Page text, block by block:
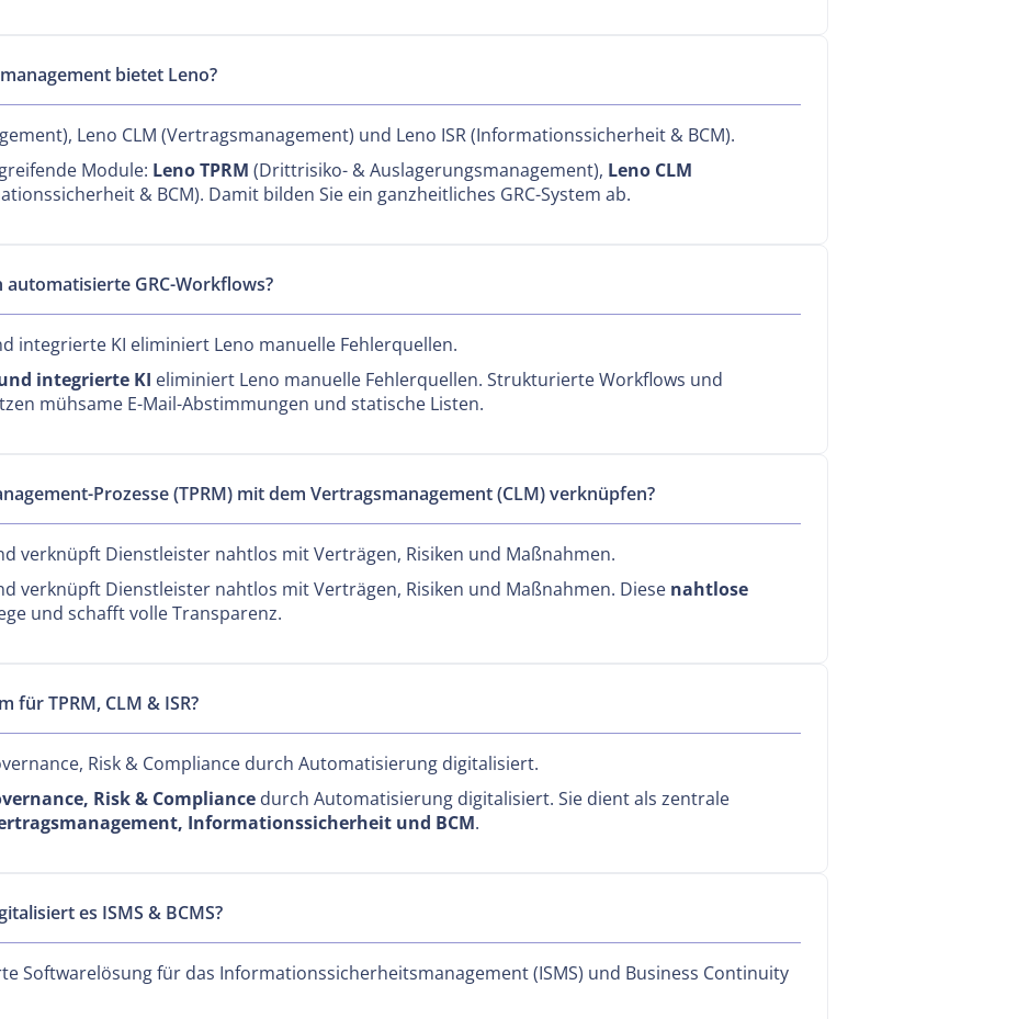
bietet Leno?
Leno CLM (Vertragsmanagement) und Leno ISR (Informationssicherheit & BCM).
Module: Leno TPRM (Drittrisiko- & Auslagerungsmanagement), Leno CLM
& BCM). Damit bilden Sie ein ganzheitliches GRC-System ab.
GRC-Workflows?
integrierte KI eliminiert Leno manuelle Fehlerquellen.
integrierte KI eliminiert Leno manuelle Fehlerquellen. Strukturierte Workflows und
mühsame E-Mail-Abstimmungen und statische Listen.
Prozesse (TPRM) mit dem Vertragsmanagement (CLM) verknüpfen?
verknüpft Dienstleister nahtlos mit Verträgen, Risiken und Maßnahmen.
verknüpft Dienstleister nahtlos mit Verträgen, Risiken und Maßnahmen. Diese nahtlose
und schafft volle Transparenz.
für TPRM, CLM & ISR?
Risk & Compliance durch Automatisierung digitalisiert.
Risk & Compliance durch Automatisierung digitalisiert. Sie dient als zentrale
Informationssicherheit und BCM.
es ISMS & BCMS?
Softwarelösung für das Informationssicherheitsmanagement (ISMS) und Business Continuity